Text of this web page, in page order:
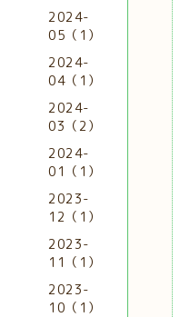
2024-
05（1）
2024-
04（1）
2024-
03（2）
2024-
01（1）
2023-
12（1）
2023-
11（1）
2023-
10（1）